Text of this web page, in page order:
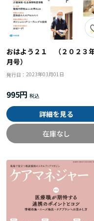
おはよう２１ （２０２３
月号）
発行日：2023年03月01日
995円
詳細を見る
在庫なし